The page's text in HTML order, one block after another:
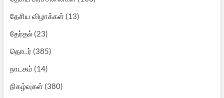
தேசிய விழாக்கள்(13)
தேர்தல்(23)
தொடர் (385)
நாடகம் (14)
நிகழ்வுகள்(380)